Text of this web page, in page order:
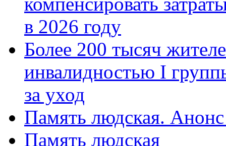
в 2026 году
Более 200 тысяч
инвалидностью I
за уход
Память людская.
Память людская